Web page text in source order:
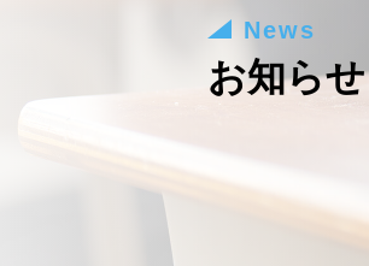
News
お知らせ